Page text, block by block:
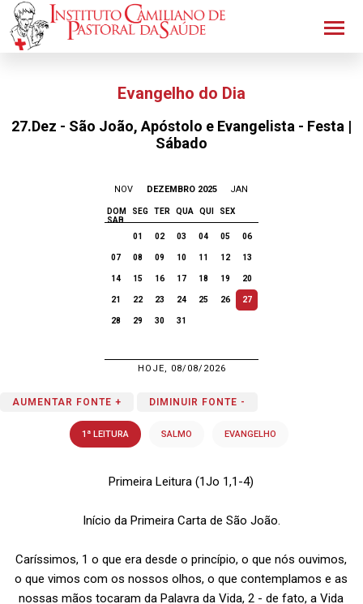
Evangelho do Dia
27.Dez - São João, Apóstolo e Evangelista - Festa |
Sábado
NOV DEZEMBRO 2025 JAN
DOM SEG TER QUA QUI
SEX
SAB
01
02 03 04 05 06
07 08 09 10 11 12 13
14 15 16 17 18 19 20
21 22 23 24 25 26 27
28 29 30 31
HOJE, 08/08/2026
AUMENTAR FONTE + DIMINUIR FONTE -
1ª LEITURA SALMO EVANGELHO
Primeira Leitura (1Jo 1,1-4)
Início da Primeira Carta de São João.
Caríssimos, 1 o que era desde o princípio, o que nós ouvimos,
o que vimos com os nossos olhos, o que contemplamos e as
nossas mãos tocaram da Palavra da Vida, 2 - de fato, a Vida